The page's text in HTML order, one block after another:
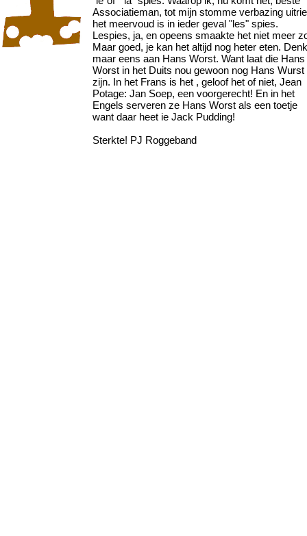
Associatieman, tot mijn stomme verbazing
het meervoud is in ieder geval "les" spies.
Lespies, ja, en opeens smaakte het niet meer
Maar goed, je kan het altijd nog heter eten. Denk
maar eens aan Hans Worst. Want laat die Hans
Worst in het Duits nou gewoon nog Hans Wurst
zijn. In het Frans is het , geloof het of niet, Jean
Potage: Jan Soep, een voorgerecht! En in het
Engels serveren ze Hans Worst als een toetje
want daar heet ie Jack Pudding!
Sterkte! PJ Roggeband